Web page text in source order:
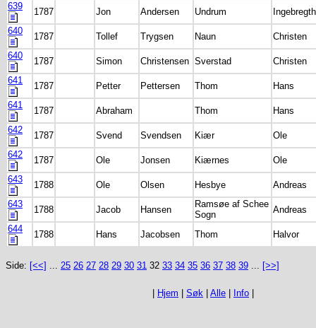
639
1787 Jon Andersen Undrum
Ingebregth
640
1787 Tollef Trygsen Naun
Christen
640
1787 Simon Christensen Sverstad
Christen
641
1787 Petter Pettersen Thom
Hans
641
1787 Abraham Thom
Hans
642
1787 Svend Svendsen Kiær
Ole
642
1787 Ole Jonsen Kiærnes
Ole
643
1788 Ole Olsen Hesbye
Andreas
643
1788 Jacob Hansen
Ramsøe af Schee
Sogn
Andreas
644
1788 Hans Jacobsen Thom Halvor
Side: [<<] ... 25 26 27 28 29 30 31 32 33 34 35 36 37 38 39 ... [>>]
Hjem Søk Alle Info